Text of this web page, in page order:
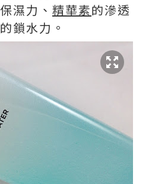
濕力、 精華素的滲透
的鎖水力。